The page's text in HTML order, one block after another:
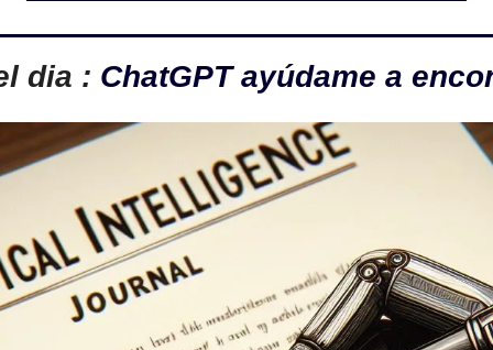
dia : ChatGPT ayúdame a